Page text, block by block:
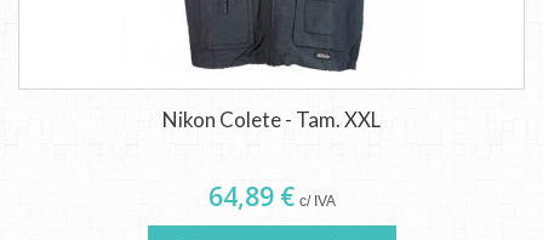
Nikon Colete - Tam. XXL
64,89 € c/ IVA